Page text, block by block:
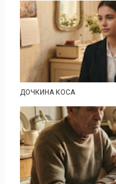
ДОЧКИНА КОСА